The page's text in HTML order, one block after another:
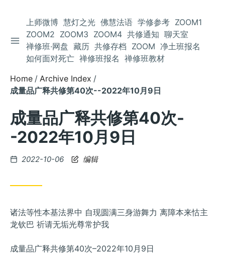
Skip
TOGGLE SIDEBAR
上师微博 慧灯之光 佛慧法语 学修参考 ZOOM1
ZOOM2 ZOOM3 ZOOM4 共修通知 聊天室
禅修班·网盘 藏历 共修存档 ZOOM 净土班报名
如何面对死亡 禅修班报名 禅修班教材
Home
Archive Index
成量品广释共修第40次--2022年10月9日
成量品广释共修第40次-
-2022年10月9日
Posted
2022-10-06 编辑
诸法等性本基法界中 自现圆满三身游舞力 离障本来怙主
龙钦巴 祈请无垢光尊常护我
成量品广释共修第40次–2022年10月9日